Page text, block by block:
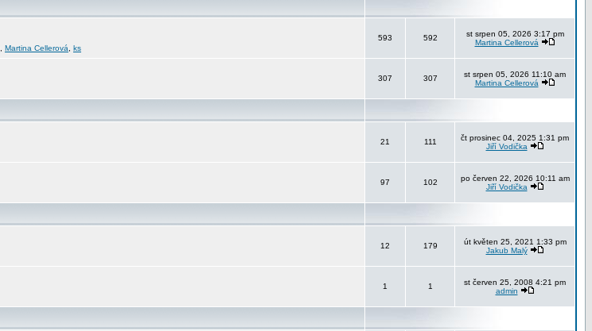
Martina Cellerová ks
593 592
st srpen 05, 2026 3:17 pm
Martina Cellerová
307 307
st srpen 05, 2026 11:10 am
Martina Cellerová
21 111
čt prosinec 04, 2025 1:31 pm
Jiří Vodička
97 102
po červen 22, 2026 10:11 am
Jiří Vodička
12 179
út květen 25, 2021 1:33 pm
Jakub Malý
1 1
st červen 25, 2008 4:21 pm
admin